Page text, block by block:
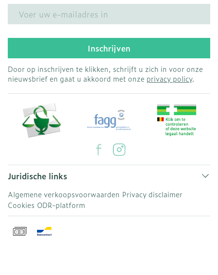
Inschrijven
Door op inschrijven te klikken, schrijft u zich in voor onze
nieuwsbrief en gaat u akkoord met onze privacy policy.
Juridische links
Algemene verkoopsvoorwaarden Privacy disclaimer
Cookies ODR-platform